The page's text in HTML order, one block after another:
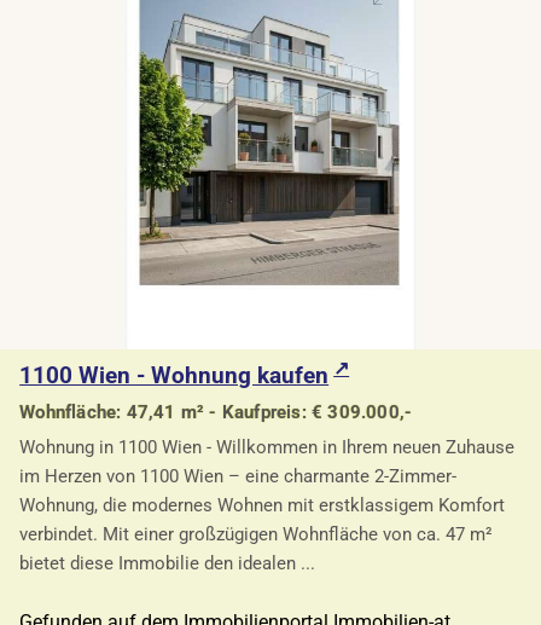
1100 Wien - Wohnung kaufen
Wohnfläche: 47,41 m² - Kaufpreis: € 309.000,-
Wohnung in 1100 Wien - Willkommen in Ihrem neuen Zuhause
im Herzen von 1100 Wien – eine charmante 2-Zimmer-
Wohnung, die modernes Wohnen mit erstklassigem Komfort
verbindet. Mit einer großzügigen Wohnfläche von ca. 47 m²
bietet diese Immobilie den idealen ...